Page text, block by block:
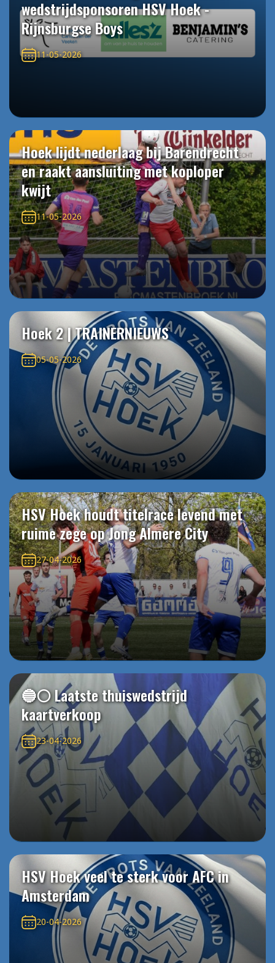
wedstrijdsponsoren HSV Hoek -
Rijnsburgse Boys
11-05-2026
Hoek lijdt nederlaag bij Barendrecht
en raakt aansluiting met koploper
kwijt
11-05-2026
Hoek 2 | TRAINERNIEUWS
05-05-2026
HSV Hoek houdt titelrace levend met
ruime zege op Jong Almere City
27-04-2026
🔵⚪️ Laatste thuiswedstrijd
kaartverkoop
23-04-2026
HSV Hoek veel te sterk voor AFC in
Amsterdam
20-04-2026